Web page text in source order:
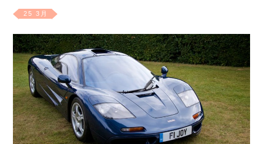
25 3月